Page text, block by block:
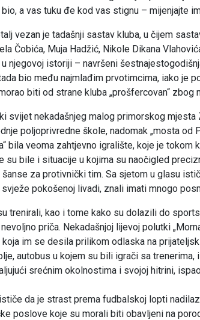
a vas tuku đe kod vas stignu – mijenjajte
vezan je tadašnji sastav kluba, u čijem
Čobića, Muja Hadžić, Nikole Dikana
u njegovoj istoriji – navršeni
bio među najmlađim prvotimcima, iako je
biti od strane kluba „prošfercovan“ zbog
svijet nekadašnjeg malog primorskog
poljoprivredne škole, nadomak „mosta od
bila veoma zahtjevno igralište, koje je tokom
su bile i situacije u kojima su naočigled
za protivnički tim. Sa sjetom u glasu
pokošenoj livadi, znali imati mnogo
trenirali, kao i tome kako su dolazili do
priča. Nekadašnjoj lijevoj polutki
im se desila prilikom odlaska na
autobus u kojem su bili igrači sa
srećnim okolnostima i svojoj hitrini,
da je strast prema fudbalskoj lopti
poslove koje su morali biti obavljeni na